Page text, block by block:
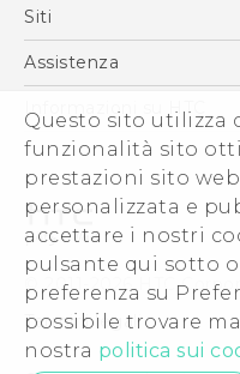
Questo sito utilizza
funzionalità sito
prestazioni sito
personalizzata e
accettare i nostri
pulsante qui sotto
preferenza su
possibile trovare
nostra politica sui
English -
Smartphone
Vive
Accessori
Siti
HTC VIVE
Assistenza
Ecommerce
Informazioni su HTC
ESG
Uffici Commerciali
Investitori (Inglese)
Cookie Preferences
Lavora con noi
Security and Privacy
© 2011-2026 HTC
Termini legali